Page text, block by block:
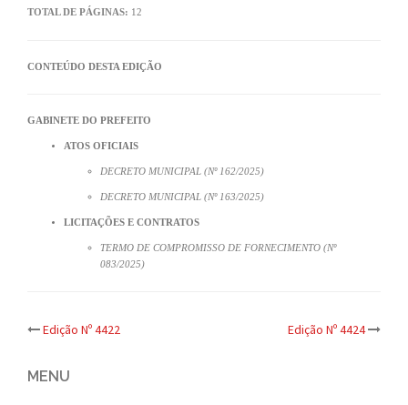
TOTAL DE PÁGINAS: 12
CONTEÚDO DESTA EDIÇÃO
GABINETE DO PREFEITO
ATOS OFICIAIS
DECRETO MUNICIPAL (Nº 162/2025)
DECRETO MUNICIPAL (Nº 163/2025)
LICITAÇÕES E CONTRATOS
TERMO DE COMPROMISSO DE FORNECIMENTO (Nº
083/2025)
Post
navigation
Edição Nº 4422 Edição Nº 4424
MENU